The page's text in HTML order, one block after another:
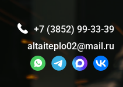
+7 (3852) 99-33-39
altaiteplo02@mail.ru